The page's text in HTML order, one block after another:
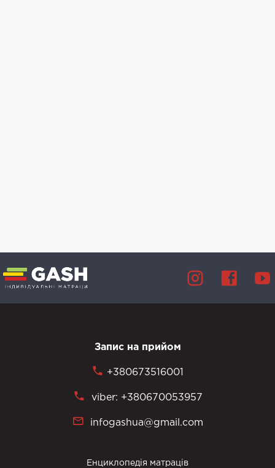
Запис на прийом
+380673516001
viber: +380670053957
infogashua@gmail.com
Енциклопедія матраців